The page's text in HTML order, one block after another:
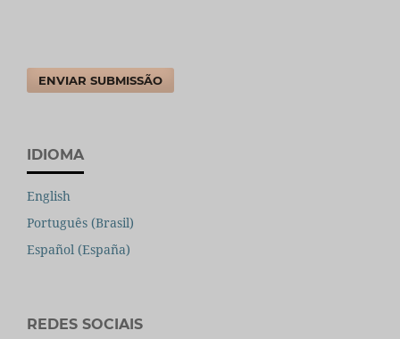
ENVIAR SUBMISSÃO
IDIOMA
English
Português (Brasil)
Español (España)
REDES SOCIAIS